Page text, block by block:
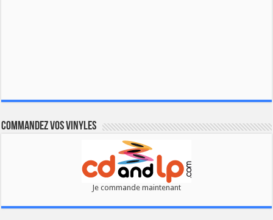
Commandez vos vinyles
Je commande maintenant